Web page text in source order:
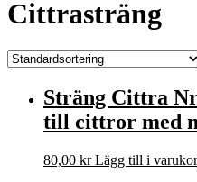
Cittrasträng
Sträng Cittra
till cittror med
80,00 kr Lägg till i